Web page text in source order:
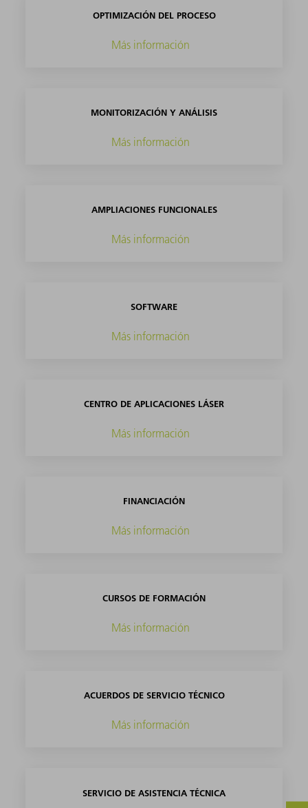
OPTIMIZACIÓN DEL PROCESO
Más información
MONITORIZACIÓN Y ANÁLISIS
Más información
AMPLIACIONES FUNCIONALES
Más información
SOFTWARE
Más información
CENTRO DE APLICACIONES LÁSER
Más información
FINANCIACIÓN
Más información
CURSOS DE FORMACIÓN
Más información
ACUERDOS DE SERVICIO TÉCNICO
Más información
SERVICIO DE ASISTENCIA TÉCNICA